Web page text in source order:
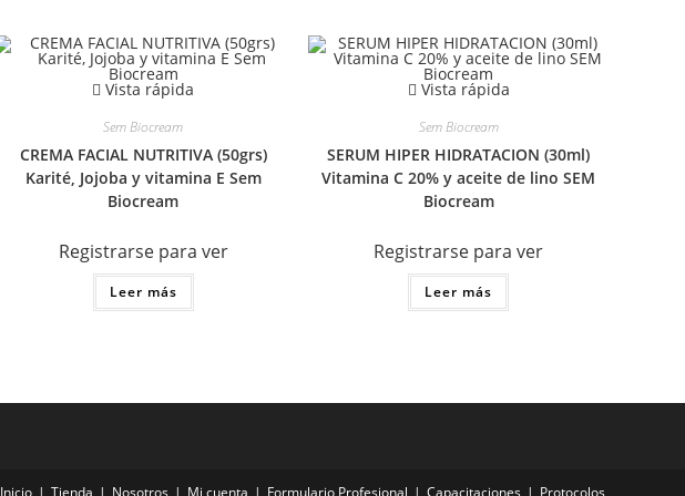
Vista rápida
Sem Biocream
CREMA FACIAL NUTRITIVA (50grs)
Karité, Jojoba y vitamina E Sem
Biocream
Registrarse para ver
Leer más
Vista rápida
Sem Biocream
SERUM HIPER HIDRATACION (30ml)
Vitamina C 20% y aceite de lino SEM
Biocream
Registrarse para ver
Leer más
Inicio Tienda Nosotros Mi cuenta Formulario Profesional Capacitaciones Protocolos